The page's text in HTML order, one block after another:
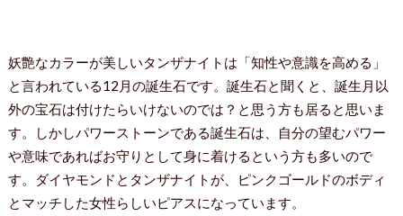
妖艶なカラーが美しいタンザナイトは「知性や意識を高める」
と言われている12月の誕生石です。誕生石と聞くと、誕生月以
外の宝石は付けたらいけないのでは？と思う方も居ると思いま
す。しかしパワーストーンである誕生石は、自分の望むパワー
や意味であればお守りとして身に着けるという方も多いので
す。ダイヤモンドとタンザナイトが、ピンクゴールドのボディ
とマッチした女性らしいピアスになっています。